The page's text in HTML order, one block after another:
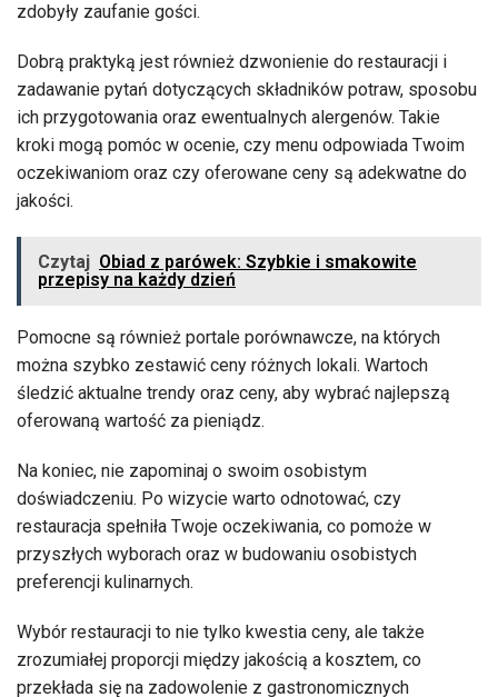
zdobyły zaufanie gości.
Dobrą praktyką jest również dzwonienie do restauracji i
zadawanie pytań dotyczących składników potraw, sposobu
ich przygotowania oraz ewentualnych alergenów. Takie
kroki mogą pomóc w ocenie, czy menu odpowiada Twoim
oczekiwaniom oraz czy oferowane ceny są adekwatne do
jakości.
Czytaj Obiad z parówek: Szybkie i smakowite
przepisy na każdy dzień
Pomocne są również portale porównawcze, na których
można szybko zestawić ceny różnych lokali. Wartoch
śledzić aktualne trendy oraz ceny, aby wybrać najlepszą
oferowaną wartość za pieniądz.
Na koniec, nie zapominaj o swoim osobistym
doświadczeniu. Po wizycie warto odnotować, czy
restauracja spełniła Twoje oczekiwania, co pomoże w
przyszłych wyborach oraz w budowaniu osobistych
preferencji kulinarnych.
Wybór restauracji to nie tylko kwestia ceny, ale także
zrozumiałej proporcji między jakością a kosztem, co
przekłada się na zadowolenie z gastronomicznych